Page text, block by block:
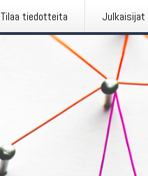
Tilaa tiedotteita Julkaisijat